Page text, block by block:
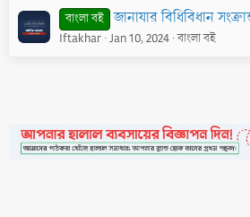
বাংলা বই জানাযার বিধিবিধান
Iftakhar Jan 10, 2024 বাংলা বই